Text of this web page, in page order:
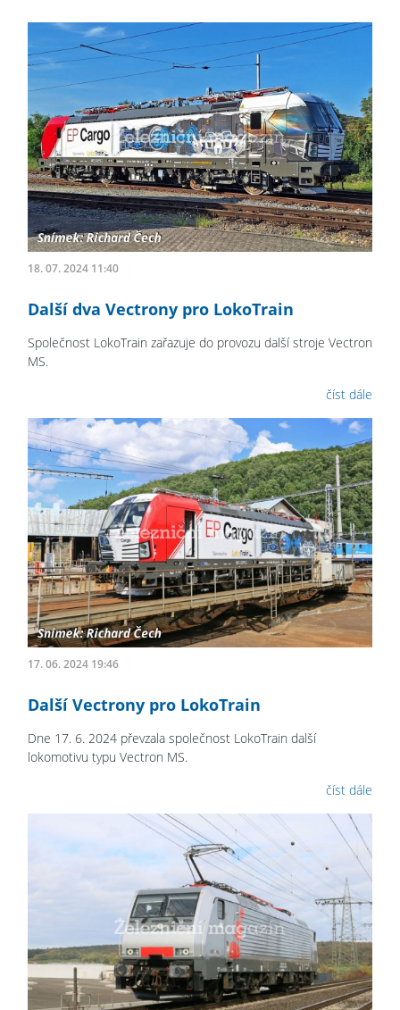
18. 07. 2024 11:40
Další dva Vectrony pro LokoTrain
Společnost LokoTrain zařazuje do provozu další stroje Vectron
MS.
číst dále
17. 06. 2024 19:46
Další Vectrony pro LokoTrain
Dne 17. 6. 2024 převzala společnost LokoTrain další
lokomotivu typu Vectron MS.
číst dále